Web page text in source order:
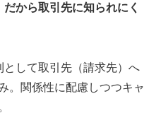
から取引先に知られにく
して取引先（請求先）へ
。関係性に配慮しつつキャ